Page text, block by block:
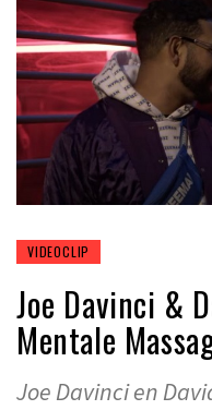
VIDEOCLIP
Joe Davinci &
Mentale
Joe Davinci en